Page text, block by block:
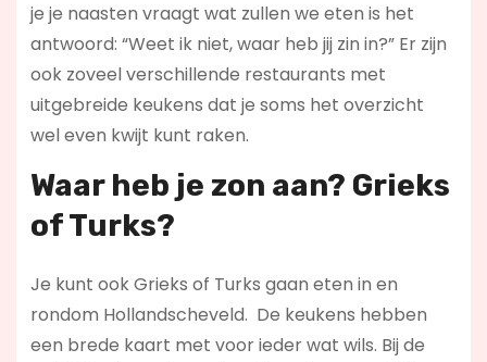
je je naasten vraagt wat zullen we eten is het
antwoord: “Weet ik niet, waar heb jij zin in?” Er zijn
ook zoveel verschillende restaurants met
uitgebreide keukens dat je soms het overzicht
wel even kwijt kunt raken.
Waar heb je zon aan? Grieks
of Turks?
Je kunt ook Grieks of Turks gaan eten in en
rondom Hollandscheveld. De keukens hebben
een brede kaart met voor ieder wat wils. Bij de